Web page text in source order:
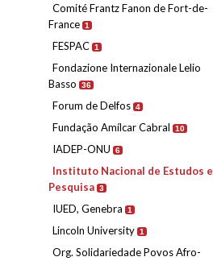
Comité Frantz Fanon de Fort-de-
France 1
FESPAC 1
Fondazione Internazionale Lelio
Basso
36
Forum de Delfos 4
Fundação Amílcar Cabral 10
IADEP-ONU 6
Instituto Nacional de Estudos e
Pesquisa 3
IUED, Genebra 1
Lincoln University 1
Org. Solidariedade Povos Afro-